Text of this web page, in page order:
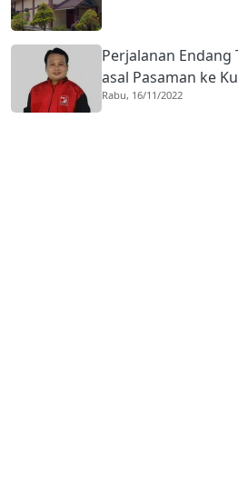
Perjalanan Endang
asal Pasaman ke
Rabu, 16/11/2022